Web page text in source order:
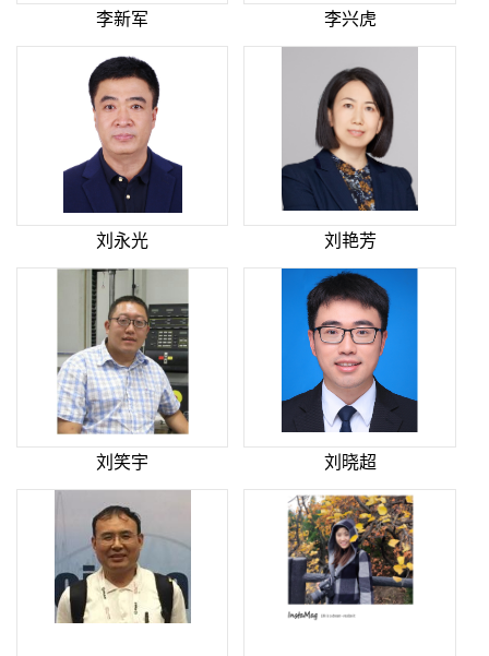
李新军 李兴虎
刘永光 刘艳芳
刘笑宇 刘晓超